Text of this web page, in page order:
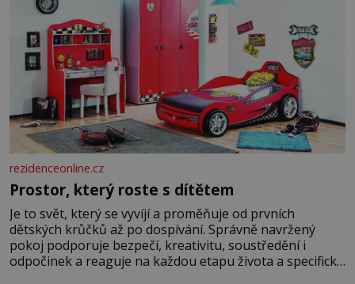
rezidenceonline.cz
Prostor, který roste s dítětem
Je to svět, který se vyvíjí a proměňuje od prvních
dětských krůčků až po dospívání. Správně navržený
pokoj podporuje bezpečí, kreativitu, soustředění i
odpočinek a reaguje na každou etapu života a specifické